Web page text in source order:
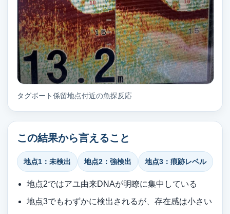
タグボート係留地点付近の魚探反応
この結果から言えること
地点1：未検出 地点2：強検出 地点3：痕跡レベル
地点2ではアユ由来DNAが明瞭に集中している
地点3でもわずかに検出されるが、存在感は小さい